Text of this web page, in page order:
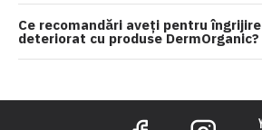
Ce recomandări aveți pentru
deteriorat cu produse DermOrganic?